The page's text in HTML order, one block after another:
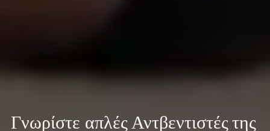
Γνωρίστε απλές Αντβεντιστές της